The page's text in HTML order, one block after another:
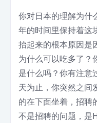
你对日本的理解为什
年的时间里保持着这
抬起来的根本原因是
为什么可以吃多了？
是什么吗？你有注意
天为止，你突然之间
的在下面坐着，招聘
不是招聘的问题，是